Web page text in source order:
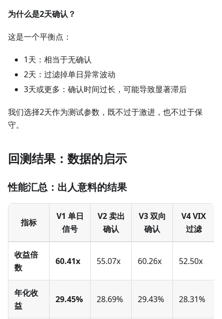
为什么是2天确认？
这是一个平衡点：
1天：相当于无确认
2天：过滤掉单日异常波动
3天或更多：确认时间过长，可能导致显著滞后
我们选择2天作为测试参数，既不过于激进，也不过于保
守。
回测结果：数据的启示
性能汇总：出人意料的结果
指标
V1 单日
信号
V2 卖出
确认
V3 双向
确认
V4 VIX
过滤
收益倍
数
60.41x 55.07x 60.26x 52.50x
年化收
益
29.45% 28.69% 29.43% 28.31%